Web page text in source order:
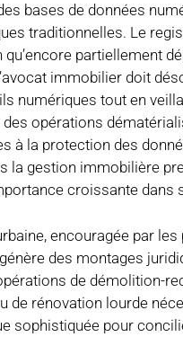
bases de données
traditionnelles. Le
qu’encore partiellement
immobilier doit
numériques tout en
opérations
à la protection des
la gestion immobilière
croissante dans
encouragée par les
des montages
de démolition-
de rénovation lourde
sophistiquée pour